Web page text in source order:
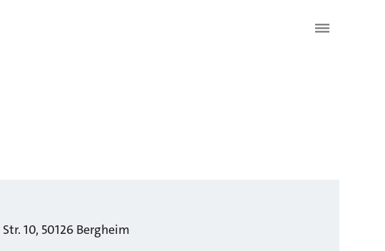
10, 50126 Bergheim